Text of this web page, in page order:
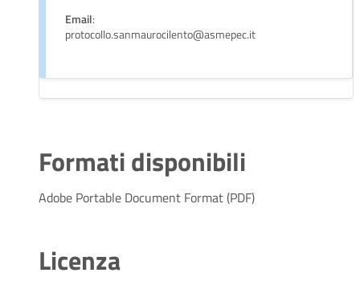
Email:
protocollo.sanmaurocilento@asmepec.it
Formati disponibili
Adobe Portable Document Format (PDF)
Licenza